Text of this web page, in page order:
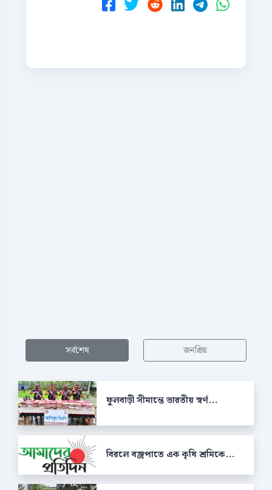
সর্বশেষ জনপ্রিয়
ফুলবাড়ী সীমান্তে ভারতীয় স্বর্ণ...
বিরলে বজ্রপাতে এক কৃষি শ্রমিকে...